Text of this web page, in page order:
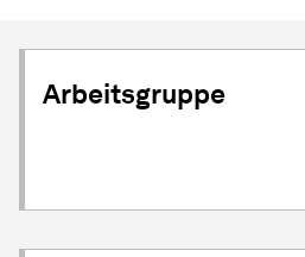
Arbeitsgruppe